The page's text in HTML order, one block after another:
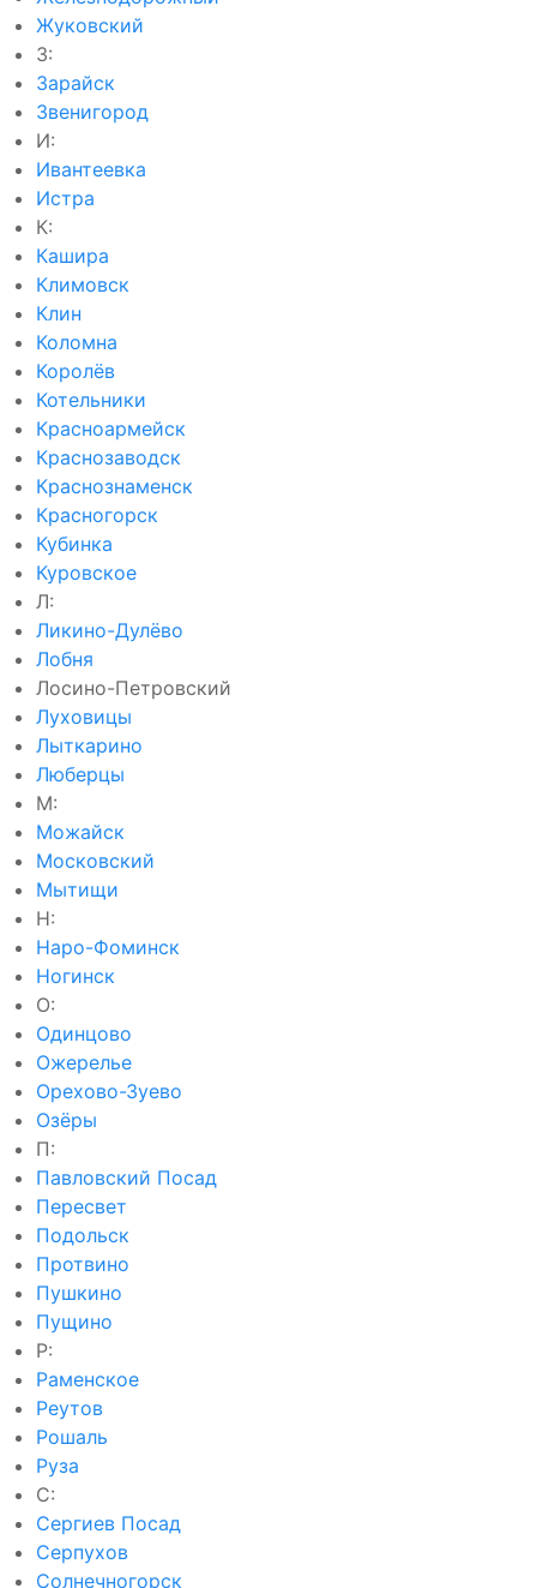
Жуковский
З:
Зарайск
Звенигород
И:
Ивантеевка
Истра
К:
Кашира
Климовск
Клин
Коломна
Королёв
Котельники
Красноармейск
Краснозаводск
Краснознаменск
Красногорск
Кубинка
Куровское
Л:
Ликино-Дулёво
Лобня
Лосино-Петровский
Луховицы
Лыткарино
Люберцы
М:
Можайск
Московский
Мытищи
Н:
Наро-Фоминск
Ногинск
О:
Одинцово
Ожерелье
Орехово-Зуево
Озёры
П:
Павловский Посад
Пересвет
Подольск
Протвино
Пушкино
Пущино
Р:
Раменское
Реутов
Рошаль
Руза
С:
Сергиев Посад
Серпухов
Солнечногорск